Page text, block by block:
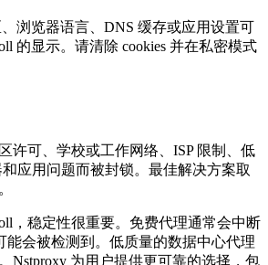
、浏览器语言、DNS 缓存或应用设置可
的显示。请清除 cookies 并在私密模式
许可、学校或工作网络、ISP 限制、低
应用问题而被封锁。最佳解决方案取
，稳定性很重要。免费代理通常会中断
能会被检测到。低质量的数据中心代理
Nstproxy 为用户提供更可靠的选择，包